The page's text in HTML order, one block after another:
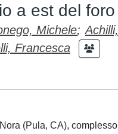
a est del
Michele;
Francesca
(Pula, CA),